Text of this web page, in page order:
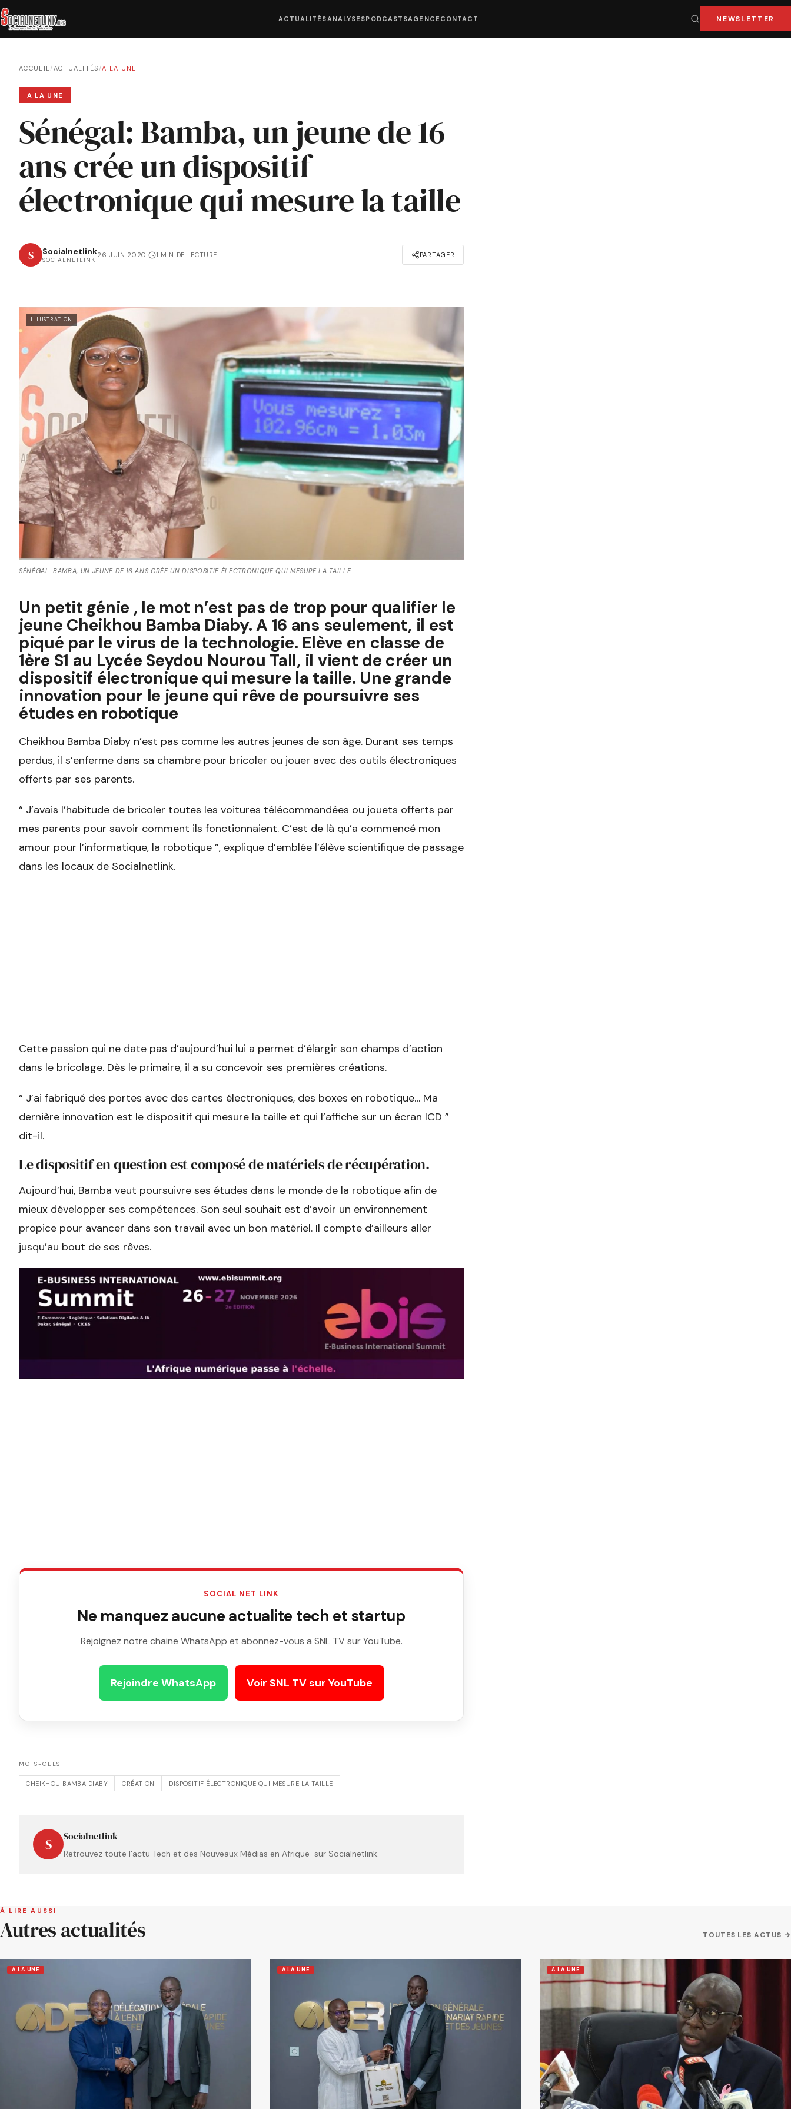
ACTUALITÉSANALYSESPODCASTSAGENCE CONTACT NEWSLETTER
ACCUEIL/ACTUALITÉS /A LA UNE
A LA UNE
Sénégal: Bamba, un jeune de 16
ans crée un dispositif
électronique qui mesure la taille
S Socialnetlink
SOCIALNETLINK
26 JUIN 2020· 1 MIN DE LECTURE PARTAGER
ILLUSTRATION
SÉNÉGAL: BAMBA, UN JEUNE DE 16 ANS CRÉE UN DISPOSITIF ÉLECTRONIQUE QUI MESURE LA TAILLE
Un petit génie , le mot n’est pas de trop pour qualifier le
jeune Cheikhou Bamba Diaby. A 16 ans seulement, il est
piqué par le virus de la technologie. Elève en classe de
1ère S1 au Lycée Seydou Nourou Tall, il vient de créer un
dispositif électronique qui mesure la taille. Une grande
innovation pour le jeune qui rêve de poursuivre ses
études en robotique
Cheikhou Bamba Diaby n’est pas comme les autres jeunes de son âge. Durant ses temps
perdus, il s’enferme dans sa chambre pour bricoler ou jouer avec des outils électroniques
offerts par ses parents.
“ J’avais l’habitude de bricoler toutes les voitures télécommandées ou jouets offerts par
mes parents pour savoir comment ils fonctionnaient. C’est de là qu’a commencé mon
amour pour l’informatique, la robotique ”, explique d’emblée l’élève scientifique de passage
dans les locaux de Socialnetlink.
Cette passion qui ne date pas d’aujourd’hui lui a permet d’élargir son champs d’action
dans le bricolage. Dès le primaire, il a su concevoir ses premières créations.
“ J’ai fabriqué des portes avec des cartes électroniques, des boxes en robotique… Ma
dernière innovation est le dispositif qui mesure la taille et qui l’affiche sur un écran lCD ”
dit-il.
Le dispositif en question est composé de matériels de récupération.
Aujourd’hui, Bamba veut poursuivre ses études dans le monde de la robotique afin de
mieux développer ses compétences. Son seul souhait est d’avoir un environnement
propice pour avancer dans son travail avec un bon matériel. Il compte d’ailleurs aller
jusqu’au bout de ses rêves.
SOCIAL NET LINK
Ne manquez aucune actualite tech et startup
Rejoignez notre chaine WhatsApp et abonnez-vous a SNL TV sur YouTube.
Rejoindre WhatsApp Voir SNL TV sur YouTube
MOTS-CLÉS
CHEIKHOU BAMBA DIABY CRÉATION DISPOSITIF ÉLECTRONIQUE QUI MESURE LA TAILLE
S Socialnetlink
Retrouvez toute l'actu Tech et des Nouveaux Médias en Afrique sur Socialnetlink.
À LIRE AUSSI
Autres actualités TOUTES LES ACTUS →
A LA UNE A LA UNE A LA UNE